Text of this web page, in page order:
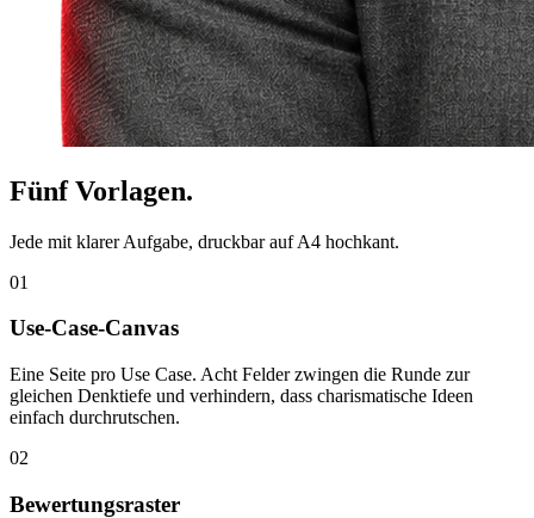
Fünf Vorlagen.
Jede mit klarer Aufgabe, druckbar auf A4 hochkant.
01
Use-Case-Canvas
Eine Seite pro Use Case. Acht Felder zwingen die Runde zur
gleichen Denktiefe und verhindern, dass charismatische Ideen
einfach durchrutschen.
02
Bewertungsraster